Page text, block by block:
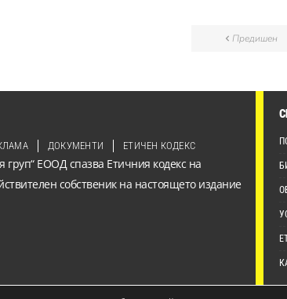
Предишен
ЕООД спазва Етичния кодекс на
собственик на настоящето издание
ДОКУМЕНТИ ЕТИЧЕН КОДЕКС